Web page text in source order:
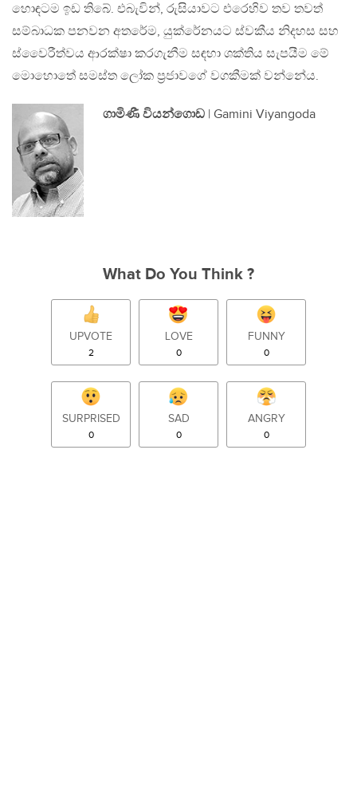
හොඳටම ඉඩ තිබේ. එබැවින්, රුසියාවට එරෙහිව තව තවත්
සම්බාධක පනවන අතරේම, යුක්රේනයට ස්වකීය නිදහස සහ
ස්වෛරීත්වය ආරක්ෂා කරගැනීම සඳහා ශක්තිය සැපයීම මේ
මොහොතේ සමස්ත ලෝක ප්‍රජාවගේ වගකීමක් වන්නේය.
ගාමිණී වියන්ගොඩ | Gamini Viyangoda
What Do You Think ?
UPVOTE
2
LOVE
0
FUNNY
0
SURPRISED
0
SAD
0
ANGRY
0